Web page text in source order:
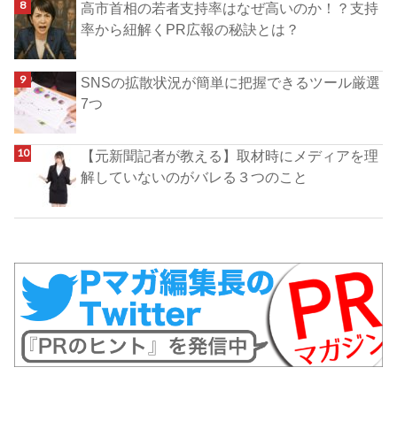
高市首相の若者支持率はなぜ高いのか！？支持
率から紐解くPR広報の秘訣とは？
SNSの拡散状況が簡単に把握できるツール厳選
7つ
【元新聞記者が教える】取材時にメディアを理
解していないのがバレる３つのこと